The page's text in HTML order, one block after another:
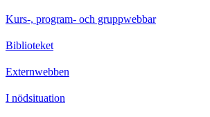
Kurs-, program- och gruppwebbar
Biblioteket
Externwebben
I nödsituation